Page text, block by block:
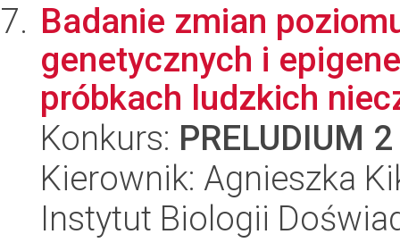
Badanie zmian
genetycznych i
próbkach ludzkich
Konkurs: PRELUDIUM 2
Kierownik: Agnieszka
Instytut Biologii